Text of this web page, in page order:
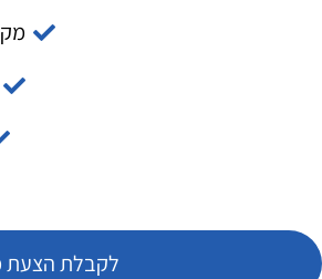
לקבלת הצעת